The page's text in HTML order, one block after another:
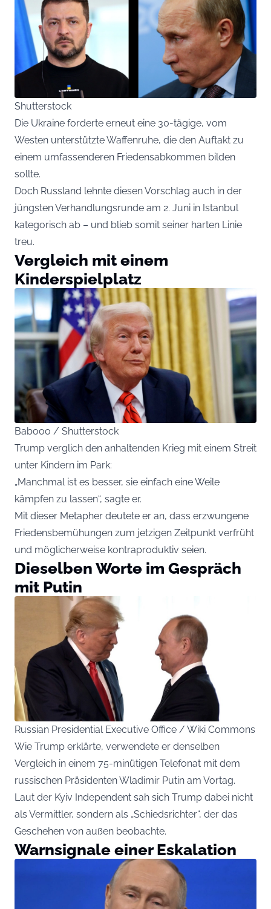
Shutterstock
Die Ukraine forderte erneut eine 30-tägige, vom
Westen unterstützte Waffenruhe, die den Auftakt zu
einem umfassenderen Friedensabkommen bilden
sollte.
Doch Russland lehnte diesen Vorschlag auch in der
jüngsten Verhandlungsrunde am 2. Juni in Istanbul
kategorisch ab – und blieb somit seiner harten Linie
treu.
Vergleich mit einem
Kinderspielplatz
Babooo / Shutterstock
Trump verglich den anhaltenden Krieg mit einem Streit
unter Kindern im Park:
„Manchmal ist es besser, sie einfach eine Weile
kämpfen zu lassen“, sagte er.
Mit dieser Metapher deutete er an, dass erzwungene
Friedensbemühungen zum jetzigen Zeitpunkt verfrüht
und möglicherweise kontraproduktiv seien.
Dieselben Worte im Gespräch
mit Putin
Russian Presidential Executive Office / Wiki Commons
Wie Trump erklärte, verwendete er denselben
Vergleich in einem 75-minütigen Telefonat mit dem
russischen Präsidenten Wladimir Putin am Vortag.
Laut der Kyiv Independent sah sich Trump dabei nicht
als Vermittler, sondern als „Schiedsrichter“, der das
Geschehen von außen beobachte.
Warnsignale einer Eskalation